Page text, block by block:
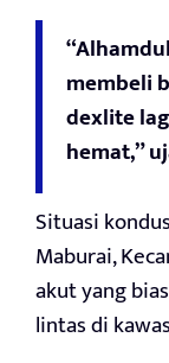
membeli
dexlite
hemat,”
Situasi
Maburai,
akut yang
lintas di